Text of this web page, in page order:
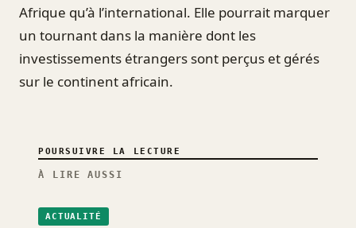
Afrique qu’à l’international. Elle pourrait marquer
un tournant dans la manière dont les
investissements étrangers sont perçus et gérés
sur le continent africain.
POURSUIVRE LA LECTURE
À LIRE AUSSI
ACTUALITÉ